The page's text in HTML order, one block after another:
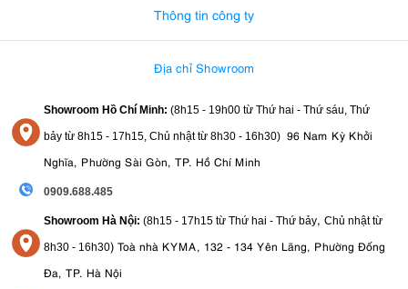
Thông tin công ty
Địa chỉ Showroom
Showroom Hồ Chí Minh: (8h15 - 19h00 từ Thứ hai - Thứ sáu, Thứ
bảy từ 8h15 - 17h15, Chủ nhật từ 8h30 - 16h30) 96 Nam Kỳ Khởi
Nghĩa, Phường Sài Gòn, TP. Hồ Chí Minh
0909.688.485
Showroom Hà Nội: (8h15 - 17h15 từ Thứ hai - Thứ bảy, Chủ nhật từ
8h30 - 16h30) Toà nhà KYMA, 132 - 134 Yên Lãng, Phường Đống
Đa, TP. Hà Nội